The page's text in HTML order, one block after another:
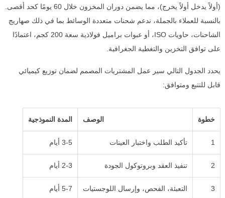
(أولاً يدخل أولاً يخرج)، مما يضمن دوران المخزون خلال 60 يومًا كحد أقصى.
بالنسبة للعملاء بالجملة، ندعم شحنات متعددة الوسائط بما في ذلك صهاريج
الشاحنات، حاويات ISO، أو عبوات براميل فولاذية سعة 200 كجم، اعتمادًا
على توافق التخزين والتغطية الجغرافية.
يحدد الجدول التالي سير عمل المشتريات المصمم لضمان توزيع كيميائي
قابل للتتبع ومتوافق:
خطوة الوصف المدة النموذجية
1 تأكيد الطلب واختبار العينات 3-5 أيام
2 تنفيذ العقد وبروتوكول الجودة 2-3 أيام
3 التعبئة، الفحص، وإرسال اللوجستيات 5-7 أيام